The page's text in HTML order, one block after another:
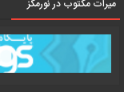
میرات مکتوب در نورمگز